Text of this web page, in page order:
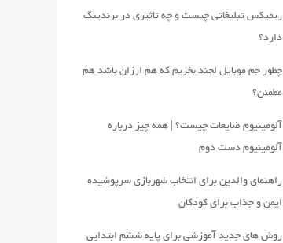
ریمیکس تبلیغاتی چیست و چه تاثیری در برندینگ
دارد؟
چطور جم موبایل لجند بخریم که هم ارزان باشد هم
مطمئن؟
آلومینیوم ضایعات چیست؟ | همه چیز درباره
آلومینیوم دست دوم
راهنمای والدین برای انتخاب شهربازی سرپوشیده
ایمن و جذاب برای کودکان
روش های جدید آموزشی برای پایه ششم ابتدایی